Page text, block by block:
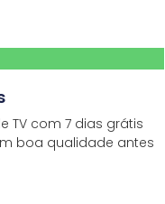
TV com 7 dias grátis
boa qualidade antes